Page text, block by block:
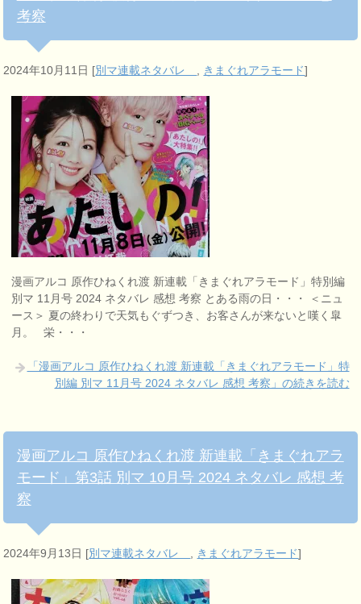
考察
2024年10月11日 [別マ連載ネタバレ , きまぐれアラモード]
漫画アルコ 原作ひねくれ渡 新連載「きまぐれアラモード」特別編
別マ 11月号 2024 ネタバレ 感想 考察 とある雨の日・・・ ＜ニュ
ース＞ 夏の終わりで天気もぐずつき、お客さんが来ないと嘆く皐
月。 栄・・・
「漫画アルコ 原作ひねくれ渡 新連載「きまぐれアラモード」特
別編 別マ 11月号 2024 ネタバレ 感想 考察」の続きを読む
漫画アルコ 原作ひねくれ渡 新連載「きまぐれアラ
モード」第3話 別マ 10月号 2024 ネタバレ 感想 考
察
2024年9月13日 [別マ連載ネタバレ きまぐれアラモード]